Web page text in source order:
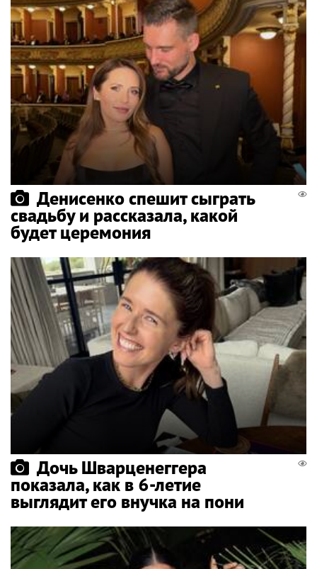
Денисенко спешит сыграть
свадьбу и рассказала, какой
будет церемония
Дочь Шварценеггера
показала, как в 6-летие
выглядит его внучка на пони